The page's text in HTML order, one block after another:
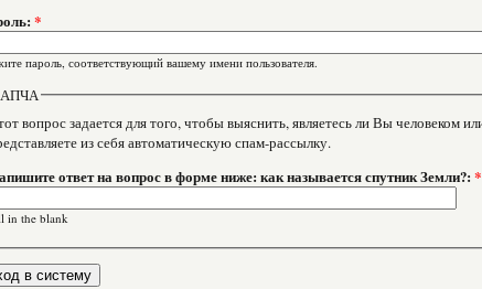
*
пароль, соответствующий вашему имени пользователя.
вопрос задается для того, чтобы выяснить, являетесь ли Вы человеком или
из себя автоматическую спам-рассылку.
ответ на вопрос в форме ниже: как называется спутник Земли?:*
in the blank